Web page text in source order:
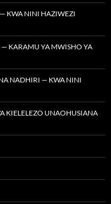
KWA NINI HAZIWEZI
KARAMU YA MWISHO YA
NADHIRI — KWA NINI
KIELELEZO UNAOHUSIANA